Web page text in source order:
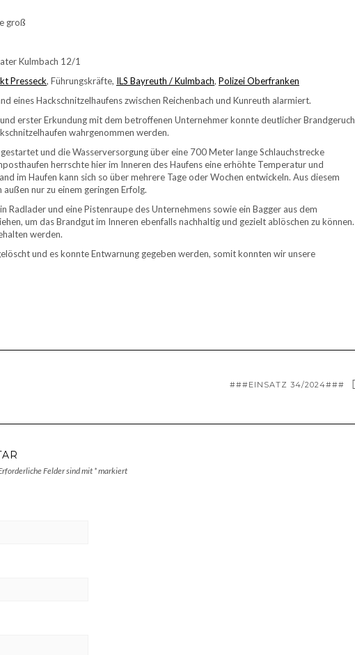
groß
Kulmbach 12/1
Presseck, Führungskräfte, ILS Bayreuth / Kulmbach, Polizei Oberfranken
eines Hackschnitzelhaufens zwischen Reichenbach und Kunreuth alarmiert.
erster Erkundung mit dem betroffenen Unternehmer konnte deutlicher Brandgeruch
wahrgenommen werden.
und die Wasserversorgung über eine 700 Meter lange Schlauchstrecke
herrschte hier im Inneren des Haufens eine erhöhte Temperatur und
im Haufen kann sich so über mehrere Tage oder Wochen entwickeln. Aus diesem
nur zu einem geringen Erfolg.
Radlader und eine Pistenraupe des Unternehmens sowie ein Bagger aus dem
um das Brandgut im Inneren ebenfalls nachhaltig und gezielt ablöschen zu können.
werden.
und es konnte Entwarnung gegeben werden, somit konnten wir unsere
###EINSATZ 34/2024###
Felder sind mit *markiert